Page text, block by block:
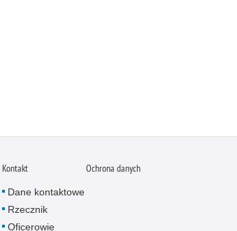
Kontakt
Dane kontaktowe
Rzecznik
Oficerowie
Ochrona danych